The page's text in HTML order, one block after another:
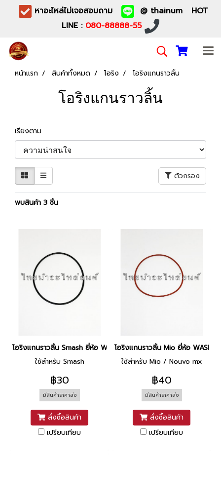
หาอะไหล่ไม่เจอสอบถาม
@ thainum HOT
LINE : 080-88888-55
หน้าแรก สินค้าทั้งหมด โอริง โอริงแกนราวลิ้น
โอริงแกนราวลิ้น
เรียงตาม
ตัวกรอง
พบสินค้า 3 ชิ้น
โอริงแกนราวลิ้น Smash ยี่ห้อ WASHI
ใช้สำหรับ Smash
฿30
มีสินค้าราคาส่ง
สั่งซื้อสินค้า
เปรียบเทียบ
โอริงแกนราวลิ้น Mio ยี่ห้อ WASHI
ใช้สำหรับ Mio / Nouvo mx
฿40
มีสินค้าราคาส่ง
สั่งซื้อสินค้า
เปรียบเทียบ